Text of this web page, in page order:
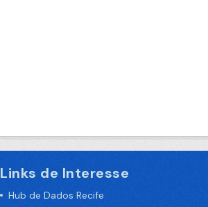
Links de Interesse
Hub de Dados Recife